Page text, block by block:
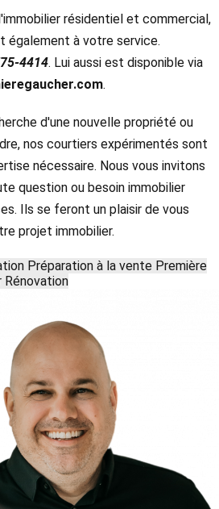
résidentiel et commercial,
également à votre service.
4414. Lui aussi est disponible via
.
d'une nouvelle propriété ou
nos courtiers expérimentés sont
nécessaire. Nous vous invitons
question ou besoin immobilier
Ils se feront un plaisir de vous
projet immobilier.
Préparation à la vente Première
Rénovation